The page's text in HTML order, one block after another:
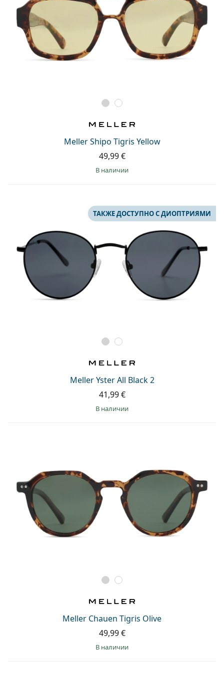
Meller Shipo Tigris Yellow
49,99 €
в наличии
Meller Yster All Black 2
ТАКЖЕ ДОСТУПНО С ДИОПТРИЯМИ
41,99 €
в наличии
Meller Chauen Tigris Olive
49,99 €
в наличии